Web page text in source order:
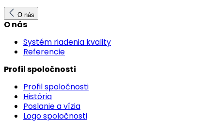
O nás
O nás
Systém riadenia kvality
Referencie
Profil spoločnosti
Profil spoločnosti
História
Poslanie a vízia
Logo spoločnosti